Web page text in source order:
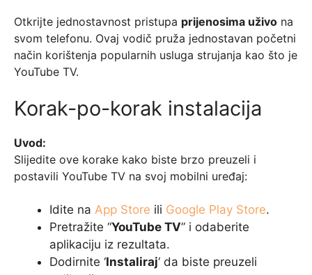
Otkrijte jednostavnost pristupa prijenosima uživo na
svom telefonu. Ovaj vodič pruža jednostavan početni
način korištenja popularnih usluga strujanja kao što je
YouTube TV.
Korak-po-korak instalacija
Uvod:
Slijedite ove korake kako biste brzo preuzeli i
postavili YouTube TV na svoj mobilni uređaj:
Idite na App Store ili Google Play Store.
Pretražite “YouTube TV” i odaberite
aplikaciju iz rezultata.
Dodirnite ‘Instaliraj‘ da biste preuzeli